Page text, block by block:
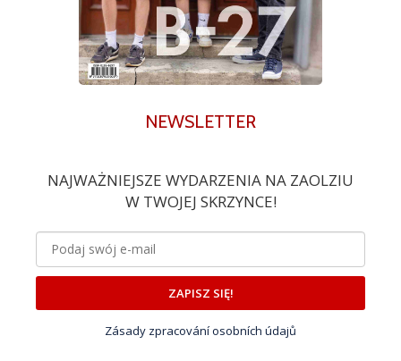
NEWSLETTER
NAJWAŻNIEJSZE WYDARZENIA NA ZAOLZIU
W TWOJEJ SKRZYNCE!
ZAPISZ SIĘ!
Zásady zpracování osobních údajů